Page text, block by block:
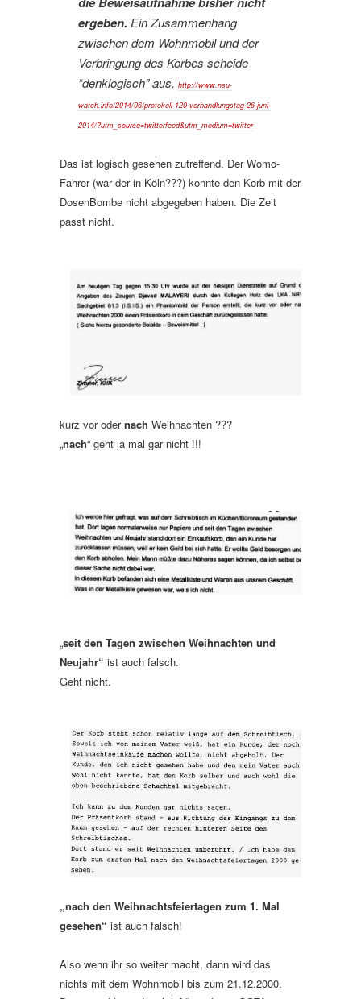
ergeben. Ein Zusammenhang
zwischen dem Wohnmobil und der
Verbringung des Korbes scheide
“denklogisch” aus. http://www.nsu-
watch.info/2014/06/protokoll-120-verhandlungstag-26-juni-
2014/?utm_source=twitterfeed&utm_medium=twitter
Das ist logisch gesehen zutreffend. Der Womo-
Fahrer (war der in Köln???) konnte den Korb mit der
DosenBombe nicht abgegeben haben. Die Zeit
passt nicht.
kurz vor odernach Weihnachten ???
„nach“ geht ja mal gar nicht !!!
„seit den Tagen zwischen Weihnachten und
Neujahr“ ist auch falsch.
Geht nicht.
„nach den Weihnachtsfeiertagen zum 1. Mal
gesehen“ ist auch falsch!
Also wenn ihr so weiter macht, dann wird das
nichts mit dem Wohnmobil bis zum 21.12.2000.